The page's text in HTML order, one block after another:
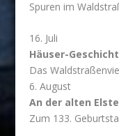
Spuren im
16. Juli
Häuser-
Das
6. August
An der alten
Zum 133.